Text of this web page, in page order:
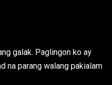
galak. Paglingon ko ay
na parang walang pakialam